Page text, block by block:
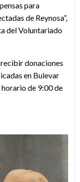
para
de Reynosa”,
del Voluntariado
donaciones
en Bulevar
de 9:00 de